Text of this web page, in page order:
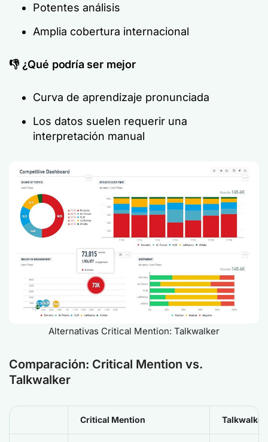
Potentes análisis
Amplia cobertura internacional
👎 ¿Qué podría ser mejor
Curva de aprendizaje pronunciada
Los datos suelen requerir una
interpretación manual
Alternativas Critical Mention: Talkwalker
Comparación: Critical Mention vs.
Talkwalker
Critical Mention Talkwalker